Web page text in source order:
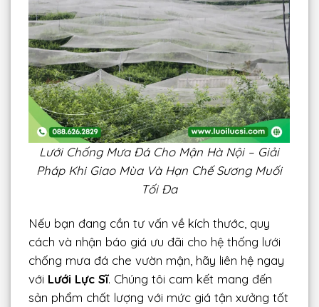
Lưới Chống Mưa Đá Cho Mận Hà Nội – Giải
Pháp Khi Giao Mùa Và Hạn Chế Sương Muối
Tối Đa
Nếu bạn đang cần tư vấn về kích thước, quy
cách và nhận báo giá ưu đãi cho hệ thống lưới
chống mưa đá che vườn mận, hãy liên hệ ngay
với Lưới Lực Sĩ. Chúng tôi cam kết mang đến
sản phẩm chất lượng với mức giá tận xưởng tốt